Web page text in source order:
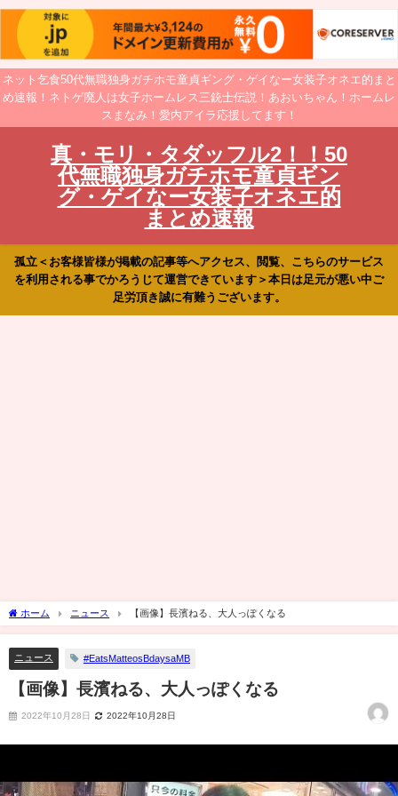
ネット乞食50代無職独身ガチホモ童貞ギング・ゲイなー女装子オネエ的まと
め速報！ネトゲ廃人は女子ホームレス三銃士伝説！あおいちゃん！ホームレ
スまなみ！愛内アイラ応援してます！
真・モリ・タダッフル2！！50
代無職独身ガチホモ童貞ギン
グ・ゲイなー女装子オネエ的
まとめ速報
孤立＜お客様皆様が掲載の記事等へアクセス、閲覧、こちらのサービス
を利用される事でかろうじて運営できています＞本日は足元が悪い中ご
足労頂き誠に有難うございます。
ホーム ニュース 【画像】長濱ねる、大人っぽくなる
ニュース #EatsMatteosBdaysaMB
【画像】長濱ねる、大人っぽくなる
2022年10月28日 2022年10月28日